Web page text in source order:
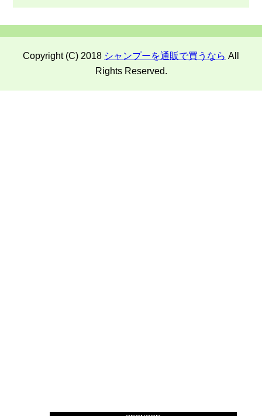
Copyright (C) 2018 シャンプーを通販で買うなら All
Rights Reserved.